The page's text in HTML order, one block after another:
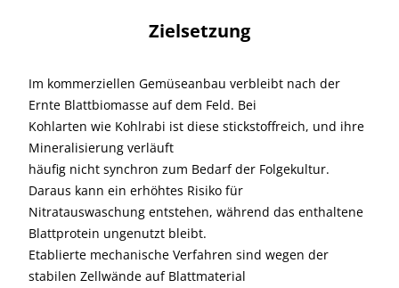
Zielsetzung
Im kommerziellen Gemüseanbau verbleibt nach der
Ernte Blattbiomasse auf dem Feld. Bei
Kohlarten wie Kohlrabi ist diese stickstoffreich, und ihre
Mineralisierung verläuft
häufig nicht synchron zum Bedarf der Folgekultur.
Daraus kann ein erhöhtes Risiko für
Nitratauswaschung entstehen, während das enthaltene
Blattprotein ungenutzt bleibt.
Etablierte mechanische Verfahren sind wegen der
stabilen Zellwände auf Blattmaterial